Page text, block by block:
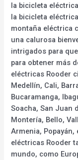
la bicicleta
la bicicleta
montaña eléctrica
una calurosa
intrigados para
para obtener más
eléctricas Rooder
Medellín, Cali,
Bucaramanga,
Soacha, San Juan
Montería, Bello,
Armenia,
eléctricas Rooder
mundo, como